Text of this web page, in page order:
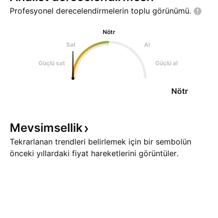
Profesyonel derecelendirmelerin toplu görünümü.
Nötr
Sat
Al
Güçlü sat Güçlü al
Nötr
Mevsimsellik
Tekrarlanan trendleri belirlemek için bir sembolün
önceki yıllardaki fiyat hareketlerini görüntüler.